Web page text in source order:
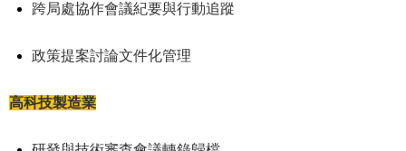
跨局處協作會議紀要與行動追蹤
政策提案討論文件化管理
高科技製造業